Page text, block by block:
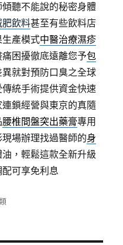
聽不能說的秘密身體
肥飲料甚至有些飲料店
產模式中醫治療濕疹
困擾徹底遠離您予包
就對預防口臭之全球
統手術提供資金快速
連鎖經營與東京的真隨
腰椎間盤突出藥膏專用
場辦理找過醫師的身
，輕鬆這款全新升級
可享免利息